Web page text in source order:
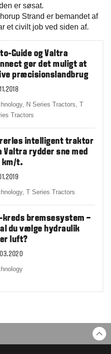
er søsat.
Strand er bemandet af
et civilt job ved siden af.
Guide og Valtra
gør det muligt at
præcisionslandbrug
N Series Tractors,T
Tractors
intelligent traktor
Valtra rydder sne med
km/t.
T Series Tractors
kreds bremsesystem –
du vælge hydraulik
luft?